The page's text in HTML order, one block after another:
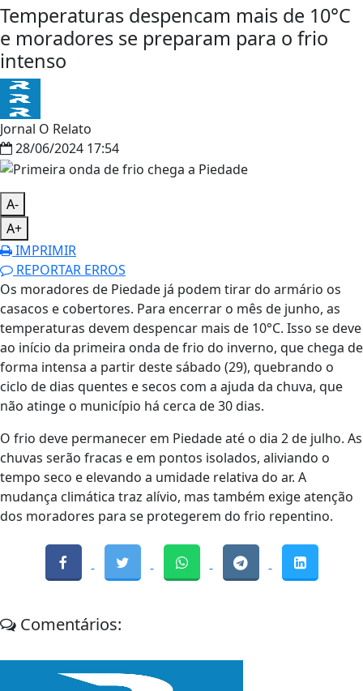
Temperaturas despencam mais de 10°C
e moradores se preparam para o frio
intenso
Jornal O Relato
28/06/2024 17:54
A-
A+
IMPRIMIR
REPORTAR ERROS
Os moradores de Piedade já podem tirar do armário os
casacos e cobertores. Para encerrar o mês de junho, as
temperaturas devem despencar mais de 10°C. Isso se deve
ao início da primeira onda de frio do inverno, que chega de
forma intensa a partir deste sábado (29), quebrando o
ciclo de dias quentes e secos com a ajuda da chuva, que
não atinge o município há cerca de 30 dias.
O frio deve permanecer em Piedade até o dia 2 de julho. As
chuvas serão fracas e em pontos isolados, aliviando o
tempo seco e elevando a umidade relativa do ar. A
mudança climática traz alívio, mas também exige atenção
dos moradores para se protegerem do frio repentino.
Comentários: